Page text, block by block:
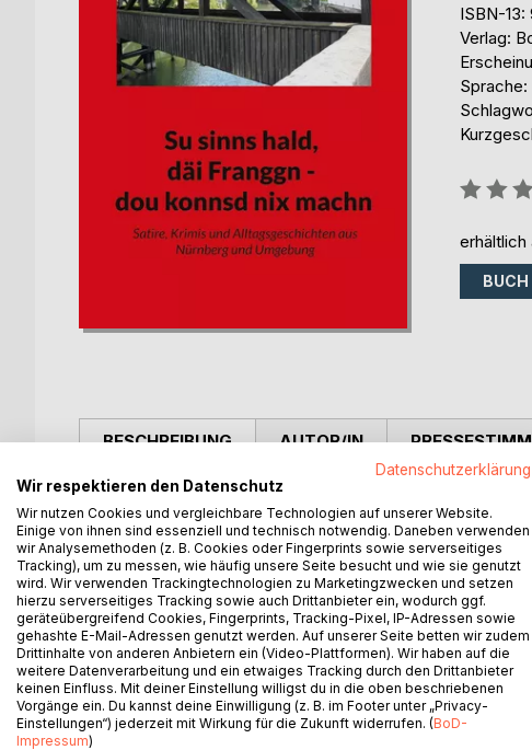
ISBN-
Verlag:
erhältlich
BUCH
BESCHREIBUNG
Stimmt es wirklich, dass die Nürnberger nicht allzu
ein eher gespaltenes Verhältnis haben und zum Lachen
In ihrem ersten Kurzgeschichten-Band in Nürnberger
Vorurteilen tatsächlich dran ist ...
AUTOR/IN
WEITERE TITEL BEIBoD
Datenschutzerklärung
Wir respektieren den Datenschutz
Wir nutzen Cookies und vergleichbare Technologien auf unserer Website.
Einige von ihnen sind essenziell und technisch notwendig. Daneben verwenden
wir Analysemethoden (z. B. Cookies oder Fingerprints sowie serverseitiges
Tracking), um zu messen, wie häufig unsere Seite besucht und wie sie genutzt
wird. Wir verwenden Trackingtechnologien zu Marketingzwecken und setzen
hierzu serverseitiges Tracking sowie auch Drittanbieter ein, wodurch ggf.
geräteübergreifend Cookies, Fingerprints, Tracking-Pixel, IP-Adressen sowie
gehashte E-Mail-Adressen genutzt werden. Auf unserer Seite betten wir zudem
Drittinhalte von anderen Anbietern ein (Video-Plattformen). Wir haben auf die
weitere Datenverarbeitung und ein etwaiges Tracking durch den Drittanbieter
keinen Einfluss. Mit deiner Einstellung willigst du in die oben beschriebenen
Vorgänge ein. Du kannst deine Einwilligung (z. B. im Footer unter „Privacy-
Einstellungen“) jederzeit mit Wirkung für die Zukunft widerrufen. (BoD-
Impressum)